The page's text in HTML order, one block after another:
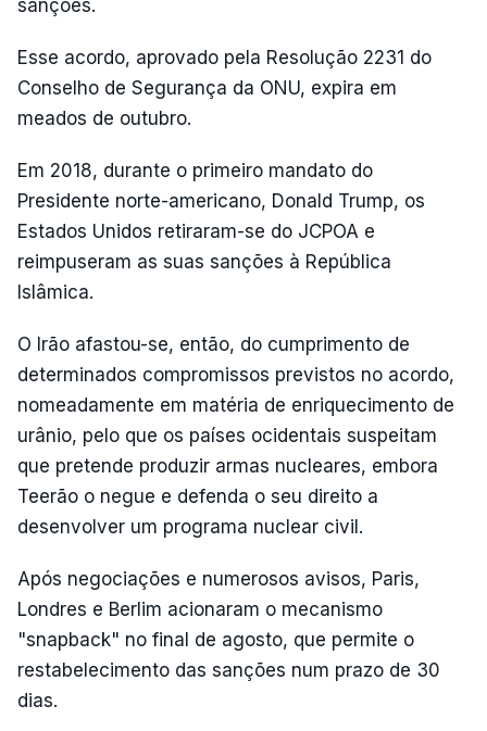
sanções.
Esse acordo, aprovado pela Resolução 2231 do
Conselho de Segurança da ONU, expira em
meados de outubro.
Em 2018, durante o primeiro mandato do
Presidente norte-americano, Donald Trump, os
Estados Unidos retiraram-se do JCPOA e
reimpuseram as suas sanções à República
Islâmica.
O Irão afastou-se, então, do cumprimento de
determinados compromissos previstos no acordo,
nomeadamente em matéria de enriquecimento de
urânio, pelo que os países ocidentais suspeitam
que pretende produzir armas nucleares, embora
Teerão o negue e defenda o seu direito a
desenvolver um programa nuclear civil.
Após negociações e numerosos avisos, Paris,
Londres e Berlim acionaram o mecanismo
"snapback" no final de agosto, que permite o
restabelecimento das sanções num prazo de 30
dias.